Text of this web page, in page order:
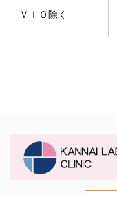
ＶＩＯ除く